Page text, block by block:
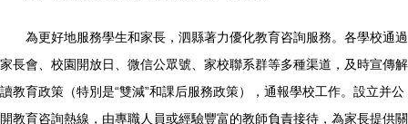
為更好地服務學生和家長，泗縣著力優化教育咨詢服務。各學校通過
家長會、校園開放日、微信公眾號、家校聯系群等多種渠道，及時宣傳解
讀教育政策（特別是“雙減”和課后服務政策），通報學校工作。設立并公
開教育咨詢熱線，由專職人員或經驗豐富的教師負責接待，為家長提供關